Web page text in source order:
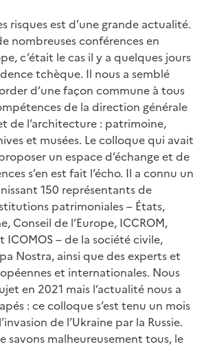
risques est d’une grande actualité.
nombreuses conférences en
c’était le cas il y a quelques jours
tchèque. Il nous a semblé
d’une façon commune à tous
de la direction générale
de l’architecture : patrimoine,
et musées. Le colloque qui avait
un espace d’échange et de
s’en est fait l’écho. Il a connu un
150 représentants de
patrimoniales – États,
Conseil de l’Europe, ICCROM,
ICOMOS – de la société civile,
Nostra, ainsi que des experts et
et internationales. Nous
en 2021 mais l’actualité nous a
: ce colloque s’est tenu un mois
de l’Ukraine par la Russie.
savons malheureusement tous, le